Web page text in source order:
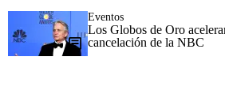
Eventos
Los Globos de Oro
cancelación de la NBC